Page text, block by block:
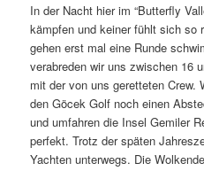
In der Nacht hier im “Butterfly
kämpfen und keiner fühlt sich so
gehen erst mal eine Runde
verabreden wir uns zwischen 16
mit der von uns geretteten Crew.
den Göcek Golf noch einen
und umfahren die Insel Gemiler
perfekt. Trotz der späten
Yachten unterwegs. Die